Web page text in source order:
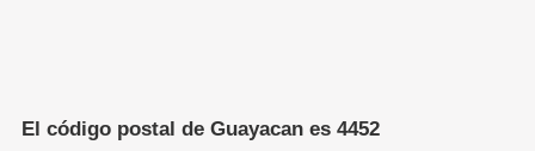
El código postal de Guayacan es 4452